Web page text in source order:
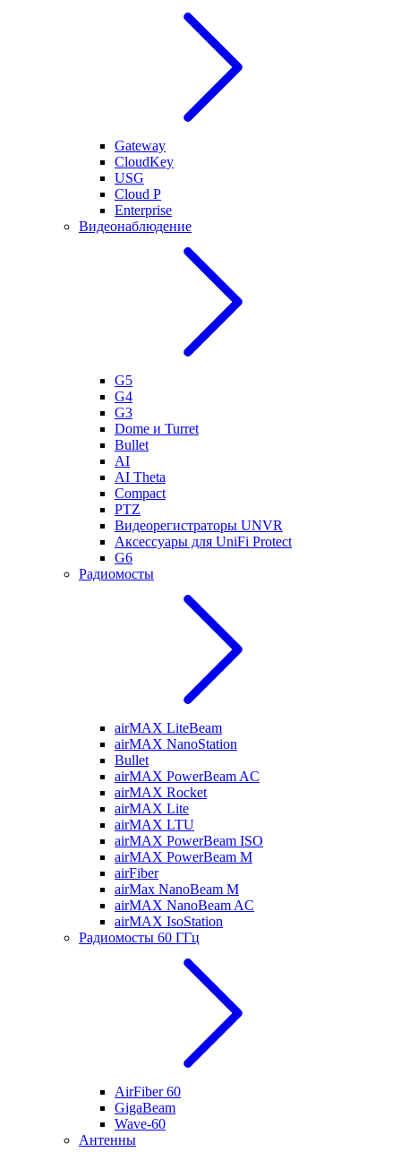
Gateway
CloudKey
USG
Cloud P
Enterprise
Видеонаблюдение
G5
G4
G3
Dome и Turret
Bullet
AI
AI Theta
Compact
PTZ
Видеорегистраторы UNVR
Аксессуары для UniFi Protect
G6
Радиомосты
airMAX LiteBeam
airMAX NanoStation
Bullet
airMAX PowerBeam AC
airMAX Rocket
airMAX Lite
airMAX LTU
airMAX PowerBeam ISO
airMAX PowerBeam M
airFiber
airMax NanoBeam M
airMAX NanoBeam AC
airMAX IsoStation
Радиомосты 60 ГГц
AirFiber 60
GigaBeam
Wave-60
Антенны